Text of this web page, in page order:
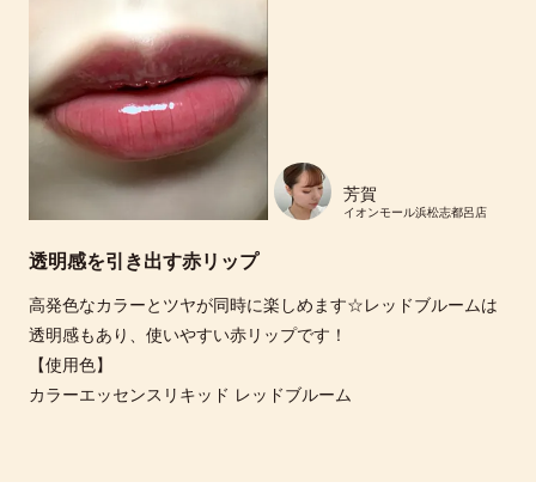
芳賀
イオンモール浜松志都呂店
透明感を引き出す赤リップ
高発色なカラーとツヤが同時に楽しめます☆レッドブルームは
透明感もあり、使いやすい赤リップです！
【使用色】
カラーエッセンスリキッド レッドブルーム